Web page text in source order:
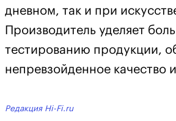
дневном, так и при
Производитель уделяет
тестированию продукции,
непревзойденное качество
Редакция Hi-Fi.ru